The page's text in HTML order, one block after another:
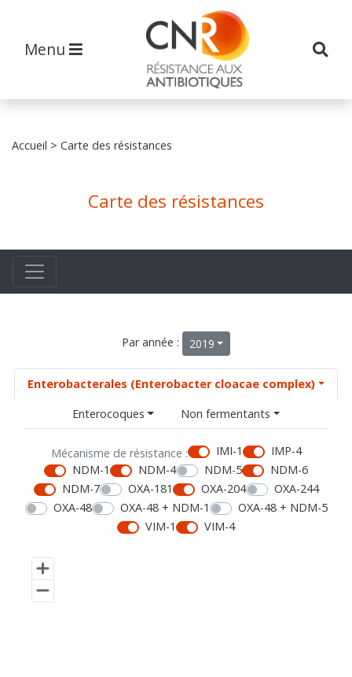
Menu
Accueil > Carte des résistances
Carte des résistances
Par année : 2019
Enterobacterales (Enterobacter cloacae complex)
Enterocoques
Non fermentants
Mécanisme de résistance : IMI-1
IMP-4
NDM-1
NDM-4 NDM-5
NDM-6
NDM-7
OXA-181 OXA-204
OXA-244
OXA-48
OXA-48 + NDM-1
OXA-48 + NDM-5
VIM-1
VIM-4